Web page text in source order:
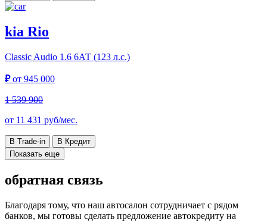
kia Rio
Classic Audio 1.6 6АТ (123 л.с.)
₽от 945 000
1 539 900
от 11 431 руб/мес.
В Trade-in
В Кредит
Показать еще
обратная связь
Благодаря тому, что наш автосалон сотрудничает с рядом
банков, мы готовы сделать предложение автокредиту на